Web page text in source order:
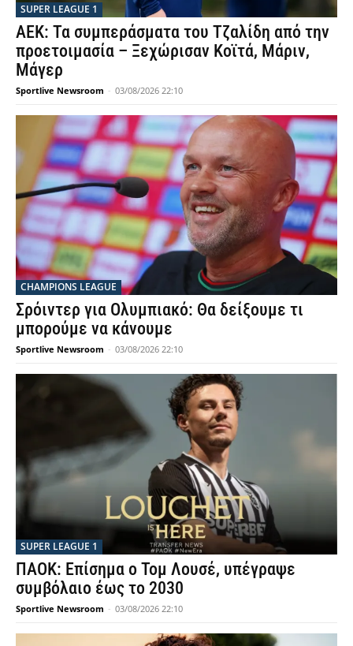
SUPER LEAGUE 1
ΑΕΚ: Τα συμπεράσματα του Τζαλίδη από την
προετοιμασία – Ξεχώρισαν Κοϊτά, Μάριν,
Μάγερ
Sportlive Newsroom - 03/08/2026 22:10
CHAMPIONS LEAGUE
Σρόιντερ για Ολυμπιακό: Θα δείξουμε τι
μπορούμε να κάνουμε
Sportlive Newsroom - 03/08/2026 22:10
SUPER LEAGUE 1
ΠΑΟΚ: Επίσημα ο Τομ Λουσέ, υπέγραψε
συμβόλαιο έως το 2030
Sportlive Newsroom - 03/08/2026 22:10